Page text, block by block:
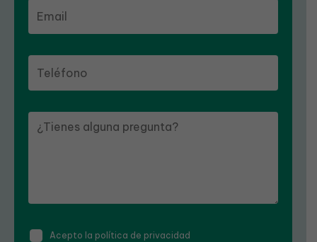
Acepto la política de privacidad